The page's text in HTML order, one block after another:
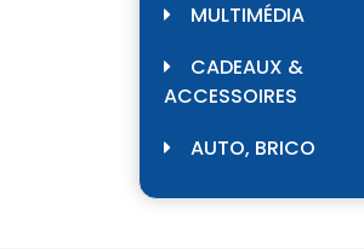
MULTIMÉDIA
CADEAUX &
ACCESSOIRES
AUTO, BRICO